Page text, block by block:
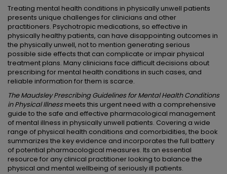
Treating mental health conditions in physically unwell patients
presents unique challenges for clinicians and other
practitioners. Psychotropic medications, so effective in
physically healthy patients, can have disappointing outcomes in
the physically unwell, not to mention generating serious
possible side effects that can complicate or impair physical
treatment plans. Many clinicians face difficult decisions about
prescribing for mental health conditions in such cases, and
reliable information for them is scarce.
The Maudsley Prescribing Guidelines for Mental Health Conditions
in Physical Illnessmeets this urgent need with a comprehensive
guide to the safe and effective pharmacological management
of mental illness in physically unwell patients. Covering a wide
range of physical health conditions and comorbidities, the book
summarizes the key evidence and incorporates the full battery
of potential pharmacological measures. Its an essential
resource for any clinical practitioner looking to balance the
physical and mental wellbeing of seriously ill patients.